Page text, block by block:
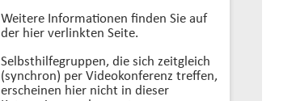
Weitere Informationen finden Sie auf
der hier verlinkten Seite.
Selbsthilfegruppen, die sich zeitgleich
(synchron) per Videokonferenz treffen,
erscheinen hier nicht in dieser